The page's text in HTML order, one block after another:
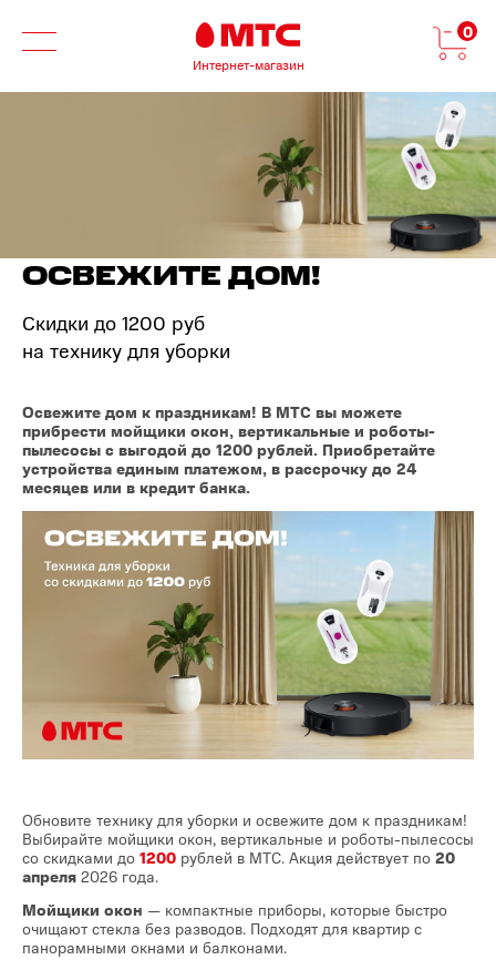
Интернет-магазин
0
ОСВЕЖИТЕ ДОМ!
Скидки до 1200 руб
на технику для уборки
Освежите дом к праздникам! В МТС вы можете
прибрести мойщики окон, вертикальные и роботы-
пылесосы с выгодой до 1200 рублей. Приобретайте
устройства единым платежом, в рассрочку до 24
месяцев или в кредит банка.
Обновите технику для уборки и освежите дом к праздникам!
Выбирайте мойщики окон, вертикальные и роботы-пылесосы
со скидками до 1200 рублей в МТС. Акция действует по 20
апреля 2026 года.
Мойщики окон — компактные приборы, которые быстро
очищают стекла без разводов. Подходят для квартир с
панорамными окнами и балконами.